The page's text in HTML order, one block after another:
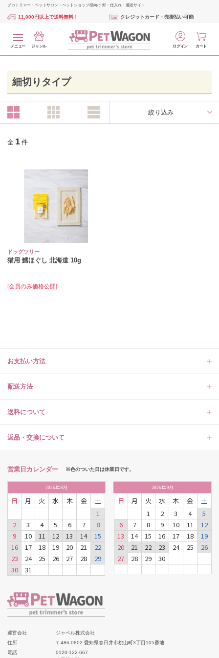
プロトリマー・ペットサロン・ペットショップ様向け 卸・仕入れ・通販サイト
11,000円以上で送料無料！ クレジットカード・売掛払い可能
メニュー ジャンル ログイン カート
細切りタイプ
絞り込み
全 1 件
ドッグツリー
猫用 鱈ほぐし 北海道 10g
[会員のみ価格公開]
お支払い方法
配送方法
送料について
返品・交換について
営業日カレンダー ※色のついた日は休業日です。
2026年8月
日 月 火 水 木 金
土
1
2
3 4 5 6 7
8
9
10 11 12 13 14
15
16
17 18 19 20 21
22
23
24 25 26 27 28
29
30
31
2026年9月
日 月 火 水 木 金
土
1
2 3 4
5
6
7 8 9 10 11
12
13
14 15 16 17 18
19
20
21 22 23 24 25
26
27
28 29 30
運営会社
ジャペル株式会社
住所
〒486-0802 愛知県春日井市桃山町3丁目105番地
電話
0120-122-667